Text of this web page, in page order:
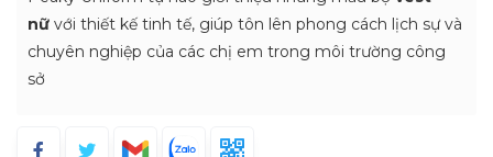
nữ với thiết kế tinh tế, giúp tôn lên phong cách lịch sự và
chuyên nghiệp của các chị em trong môi trường công
sở